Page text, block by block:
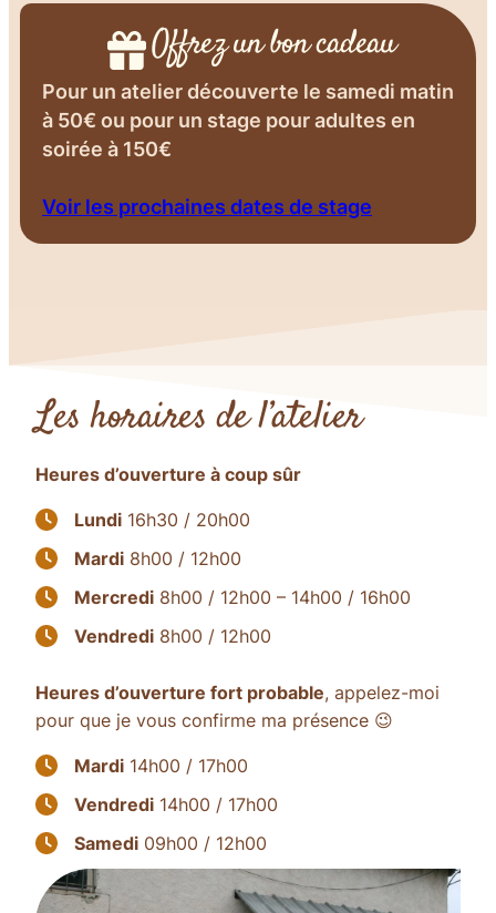
Offrez un bon cadeau
Pour un atelier découverte le samedi matin
à 50€ ou pour un stage pour adultes en
soirée à 150€
Voir les prochaines dates de stage
Les horaires de l’atelier
Heures d’ouverture à coup sûr
Lundi 16h30 / 20h00
Mardi 8h00 / 12h00
Mercredi 8h00 / 12h00 – 14h00 / 16h00
Vendredi 8h00 / 12h00
Heures d’ouverture fort probable, appelez-moi
pour que je vous confirme ma présence 😉
Mardi 14h00 / 17h00
Vendredi 14h00 / 17h00
Samedi 09h00 / 12h00